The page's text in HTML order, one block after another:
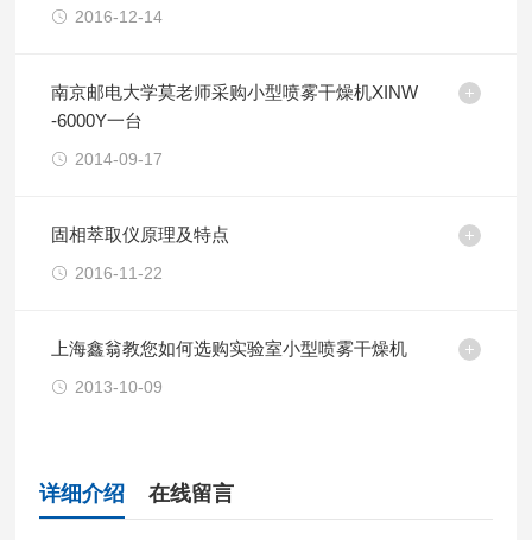
2016-12-14
南京邮电大学莫老师采购小型喷雾干燥机XINW
-6000Y一台
2014-09-17
固相萃取仪原理及特点
2016-11-22
上海鑫翁教您如何选购实验室小型喷雾干燥机
2013-10-09
详细介绍 在线留言